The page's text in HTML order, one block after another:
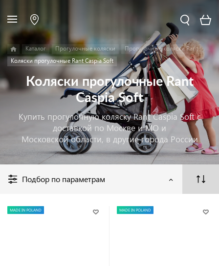
Каталог Прогулочные коляски
Прогулочные коляски Rant
Коляски прогулочные Rant Caspia Soft
Коляски прогулочные Rant
Caspia Soft
Купить прогулочную коляску Rant Caspia Soft с
доставкой по Москве и МО и
Московской области, в другие города России
Подбор по параметрам
MADE IN POLAND MADE IN POLAND